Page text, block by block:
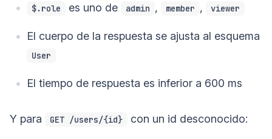
$.role es uno de admin , member , viewer
El cuerpo de la respuesta se ajusta al esquema
User
El tiempo de respuesta es inferior a 600 ms
Y para GET /users/{id} con un id desconocido: